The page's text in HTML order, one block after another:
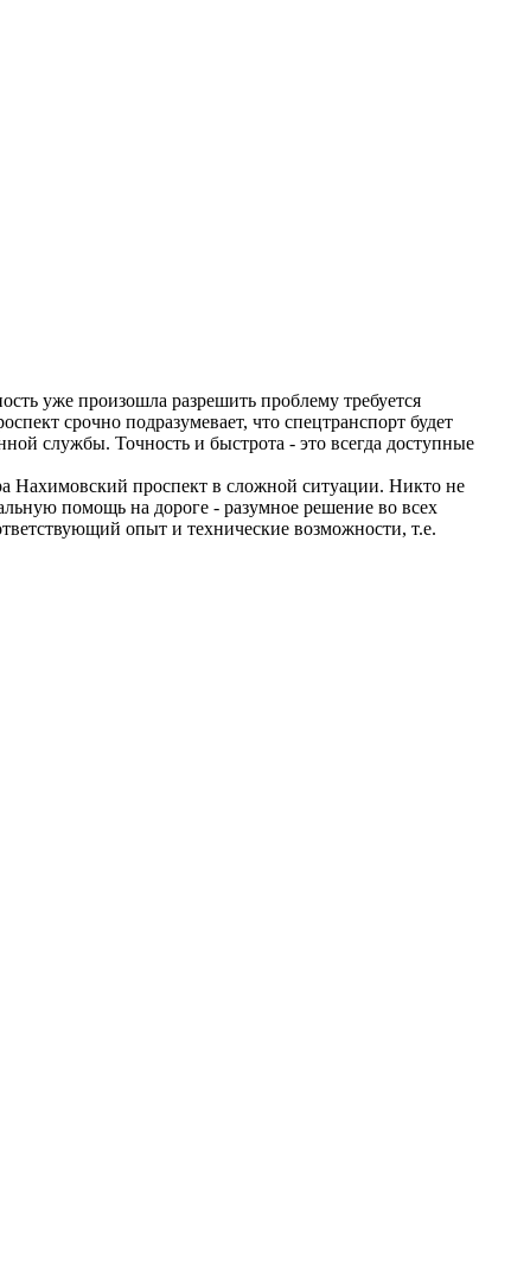
уже произошла разрешить проблему требуется
срочно подразумевает, что спецтранспорт будет
службы. Точность и быстрота - это всегда доступные
Нахимовский проспект в сложной ситуации. Никто не
помощь на дороге - разумное решение во всех
опыт и технические возможности, т.е.